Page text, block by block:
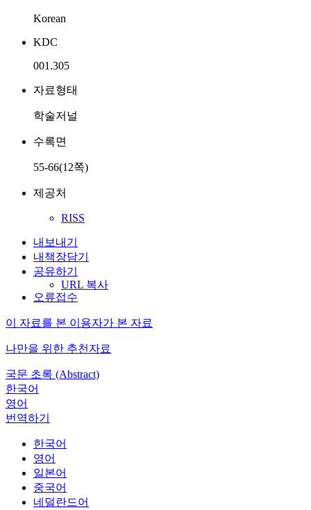
Korean
KDC
001.305
자료형태
학술저널
수록면
55-66(12쪽)
제공처
RISS
내보내기
내책장담기
공유하기
URL 복사
오류접수
이 자료를 본 이용자가 본 자료
나만을 위한 추천자료
국문 초록 (Abstract)
한국어
영어
번역하기
한국어
영어
일본어
중국어
네덜란드어